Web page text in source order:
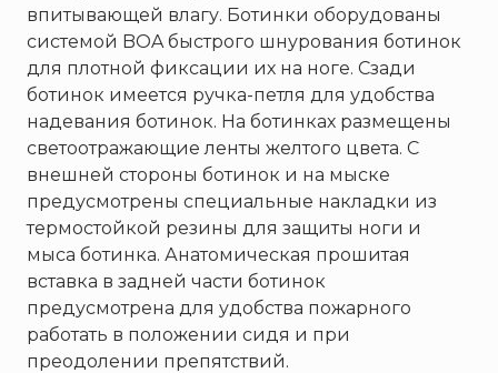
М-01.ру
Магазин 01
Магнито-Контакт
МИГ
Минипожарный
Неизвестный производитель
Пожнанотех
Полисервис
Прибор
Ратоборец
РИФ
впитывающей влагу. Ботинки оборудованы
системой BOA быстрого шнурования ботинок
для плотной фиксации их на ноге. Сзади
ботинок имеется ручка-петля для удобства
надевания ботинок. На ботинках размещены
светоотражающие ленты желтого цвета. С
внешней стороны ботинок и на мыске
предусмотрены специальные накладки из
термостойкой резины для защиты ноги и
мыса ботинка. Анатомическая прошитая
вставка в задней части ботинок
предусмотрена для удобства пожарного
работать в положении сидя и при
преодолении препятствий.